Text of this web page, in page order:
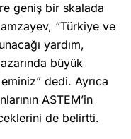
geniş bir skalada
“Türkiye ve
yardım,
büyük
dedi. Ayrıca
ASTEM’in
de belirtti.